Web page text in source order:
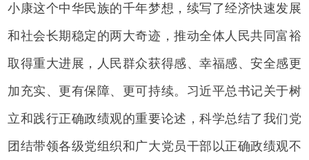
小康这个中华民族的千年梦想，续写了经济快速发展
和社会长期稳定的两大奇迹，推动全体人民共同富裕
取得重大进展，人民群众获得感、幸福感、安全感更
加充实、更有保障、更可持续。习近平总书记关于树
立和践行正确政绩观的重要论述，科学总结了我们党
团结带领各级党组织和广大党员干部以正确政绩观不